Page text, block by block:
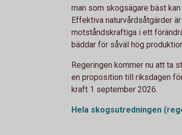
man som skogsägare bäst
Effektiva naturvårdsåtgärder
motståndskraftiga i ett
bäddar för såväl hög
Regeringen kommer nu att ta
en proposition till riksdagen
kraft 1 september 2026.
Hela skogsutredningen